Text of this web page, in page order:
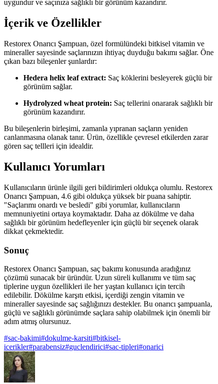
uygundur ve saçınıza sağlıklı bir görünüm kazandırır.
İçerik ve Özellikler
Restorex Onarıcı Şampuan, özel formülündeki bitkisel vitamin ve
mineraller sayesinde saçlarınızın ihtiyaç duyduğu bakımı sağlar. Öne
çıkan bazı bileşenler şunlardır:
Hedera helix leaf extract: Saç köklerini besleyerek güçlü bir
görünüm sağlar.
Hydrolyzed wheat protein: Saç tellerini onararak sağlıklı bir
görünüm kazandırır.
Bu bileşenlerin birleşimi, zamanla yıpranan saçların yeniden
canlanmasına olanak tanır. Ürün, özellikle çevresel etkilerden zarar
gören saç tellleri için idealdir.
Kullanıcı Yorumları
Kullanıcıların ürünle ilgili geri bildirimleri oldukça olumlu. Restorex
Onarıcı Şampuan, 4.6 gibi oldukça yüksek bir puana sahiptir.
"Saçlarımı onardı ve besledi" gibi yorumlar, kullanıcıların
memnuniyetini ortaya koymaktadır. Daha az dökülme ve daha
sağlıklı bir görünüm hedefleyenler için güçlü bir seçenek olarak
dikkat çekmektedir.
Sonuç
Restorex Onarıcı Şampuan, saç bakımı konusunda aradığınız
çözümü sunacak bir üründür. Uzun süreli kullanımı ve tüm saç
tiplerine uygun özellikleri ile her yaştan kullanıcı için tercih
edilebilir. Dökülme karşıtı etkisi, içerdiği zengin vitamin ve
mineraller sayesinde saç sağlığınızı destekler. Bu onarıcı şampuanla,
güçlü ve sağlıklı görünümde saçlara sahip olabilmek için önemli bir
adım atmış olursunuz.
#sac-bakimi#dokulme-karsiti#bitkisel-
icerikler#parabensiz#guclendirici#sac-tipleri#onarici